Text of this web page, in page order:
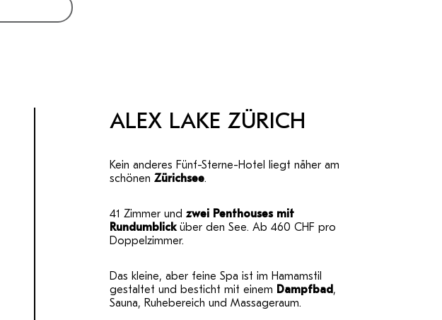
ALEX LAKE ZÜRICH
Kein anderes Fünf-Sterne-Hotel liegt näher am
schönen Zürichsee.
41 Zimmer und zwei Penthouses mit
Rundumblicküber den See. Ab 460 CHF pro
Doppelzimmer.
Das kleine, aber feine Spa ist im Hamamstil
gestaltet und besticht mit einem Dampfbad ,
Sauna, Ruhebereich und Massageraum.